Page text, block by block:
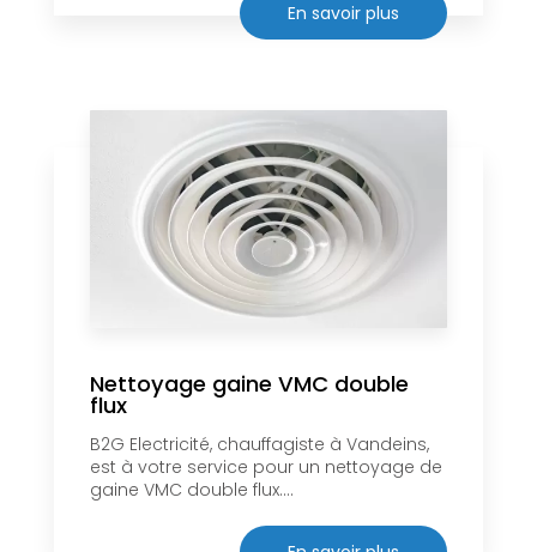
En savoir plus
Nettoyage gaine VMC double
flux
B2G Electricité, chauffagiste à Vandeins,
est à votre service pour un nettoyage de
gaine VMC double flux....